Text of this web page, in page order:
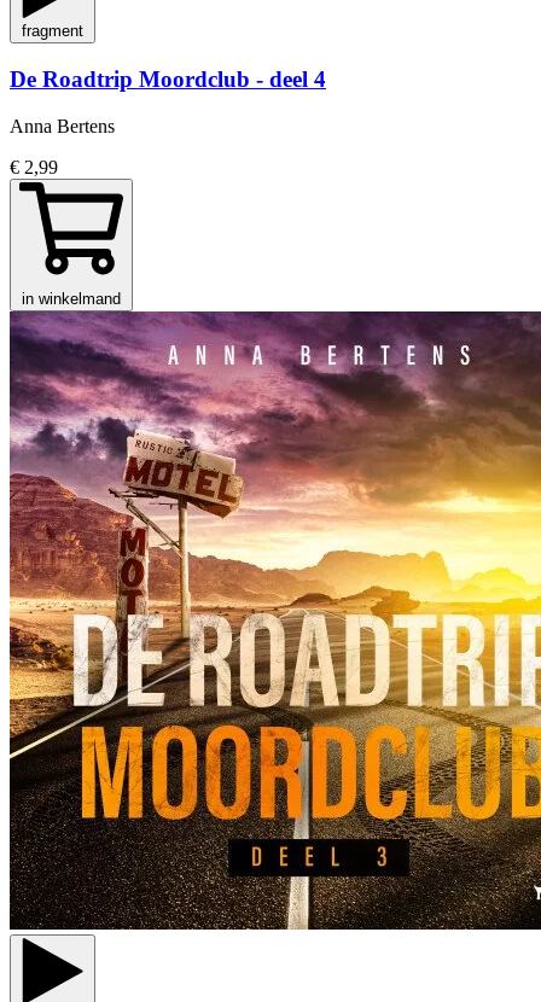
fragment
De Roadtrip Moordclub - deel 4
Anna Bertens
€ 2,99
in winkelmand